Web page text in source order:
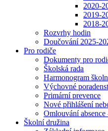
2020-
2019-
2018-
Rozvrhy hodin
Doučování 2025-
Pro rodiče
Dokumenty pro
Školská rada
Harmonogram
Výchovné
Primární prevence
Nové přihlášení
Omlouvání absence
Školní družina